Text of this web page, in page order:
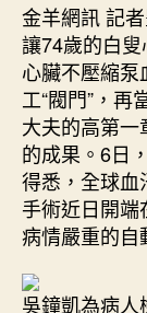
金羊網訊 記
讓74歲的白
心臟不壓縮
工“閥門”，再
大夫的高第
的成果。6日
得悉，全球
手術近日開端
病情嚴重的自
吳鐘凱為病人